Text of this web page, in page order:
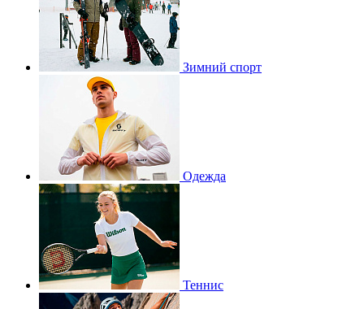
Зимний спорт
Одежда
Теннис